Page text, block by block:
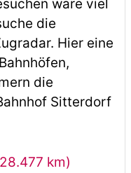
wäre viel
die
Hier eine
die
Sitterdorf
km)